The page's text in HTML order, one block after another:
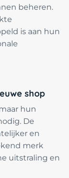
beheren.
is aan hun
shop
hun
De
en
merk
uitstraling en